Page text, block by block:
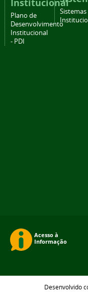
Institucional
Plano de
Desenvolvimento
Institucional
- PDI
Sistemas
Desenvolvido